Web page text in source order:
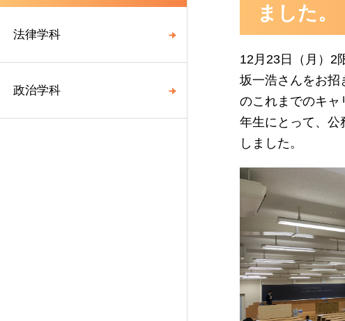
法律学科
政治学科
ました。
12月23日（月）2
坂一浩さんをお招
のこれまでのキャ
年生にとって、公
しました。